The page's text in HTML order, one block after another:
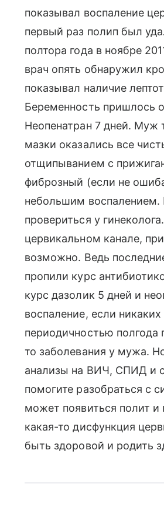
показывал воспаление
первый раз полип был
полтора года в ноябре
врач опять обнаружил
показывал наличие
Беременность пришлось
Неопенатран 7 дней. Муж
мазки оказались все
отщипыванием с
фиброзный (если не
небольшим воспалением.
провериться у
цервикальном канале,
возможно. Ведь
пропили курс
курс дазолик 5 дней и
воспаление, если
периодичностью полгода
то заболевания у мужа.
анализы на ВИЧ, СПИД и
помогите разобраться с
может появиться полит и
какая-то дисфункция
быть здоровой и родить